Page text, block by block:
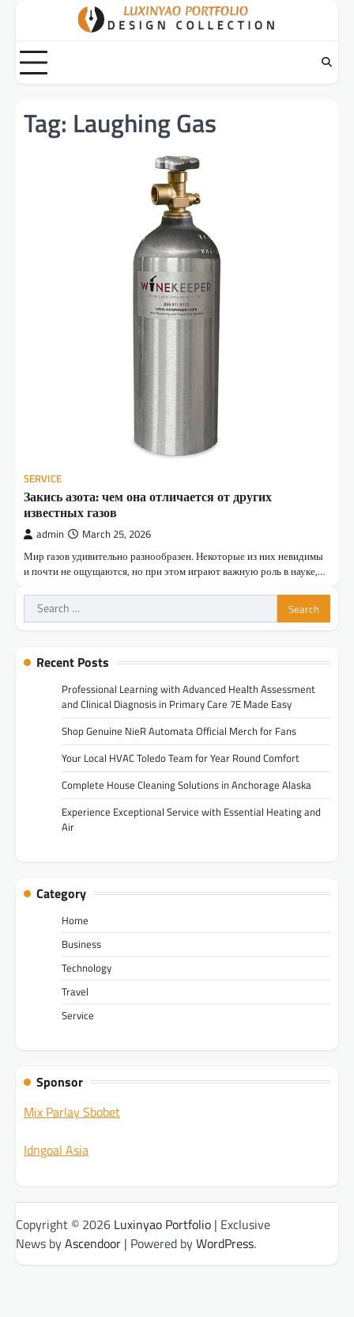
content
Tag: Laughing Gas
SERVICE
Закись азота: чем она отличается от других
известных газов
admin March 25, 2026
Мир газов удивительно разнообразен. Некоторые из них невидимы
и почти не ощущаются, но при этом играют важную роль в науке,…
Search
for:
Recent Posts
Professional Learning with Advanced Health Assessment
and Clinical Diagnosis in Primary Care 7E Made Easy
Shop Genuine NieR Automata Official Merch for Fans
Your Local HVAC Toledo Team for Year Round Comfort
Complete House Cleaning Solutions in Anchorage Alaska
Experience Exceptional Service with Essential Heating and
Air
Category
Home
Business
Technology
Travel
Service
Sponsor
Mix Parlay Sbobet
Idngoal Asia
Copyright © 2026 Luxinyao Portfolio | Exclusive
News byAscendoor | Powered byWordPress.